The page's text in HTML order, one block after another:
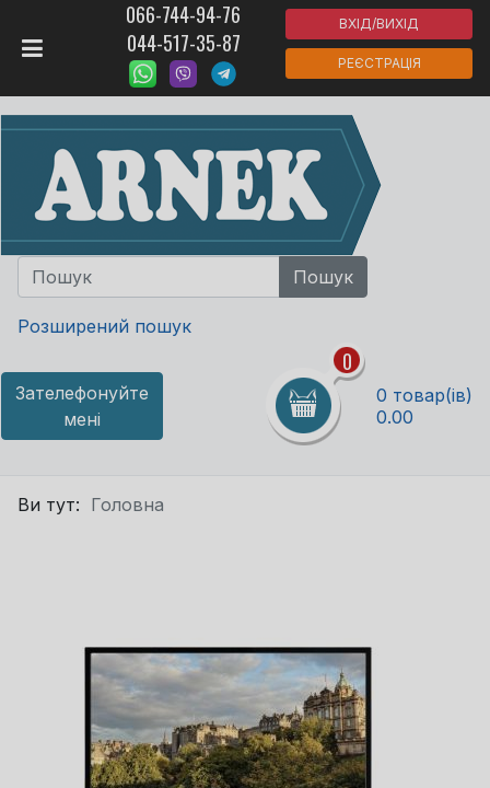
066-744-94-76
044-517-35-87
ВХІД/ВИХІД
РЕЄСТРАЦІЯ
Розширений пошук
Зателефонуйте
мені
0
0 товар(ів)
0.00
Ви тут: Головна